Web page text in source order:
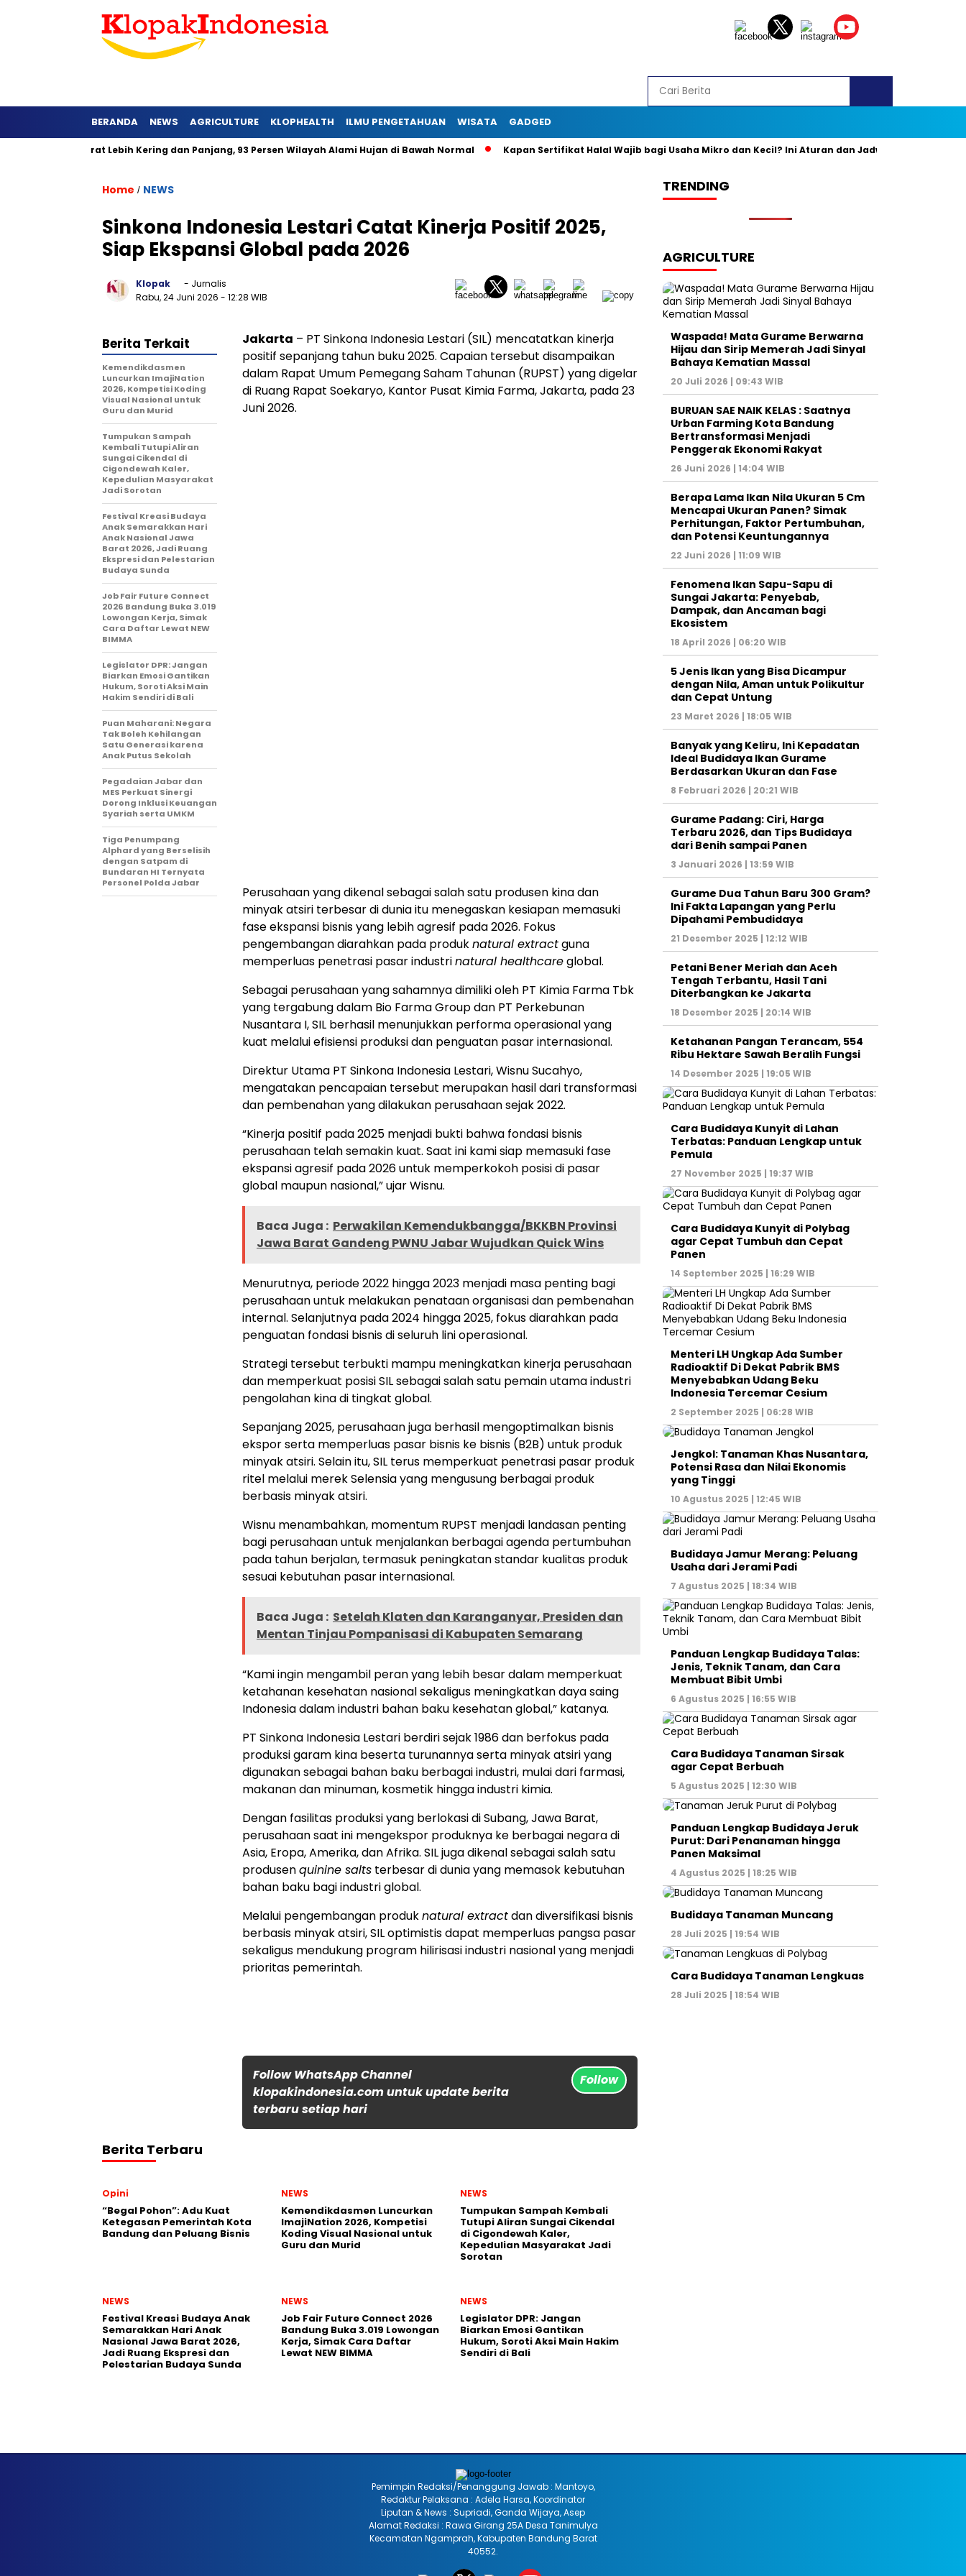
BERANDA NEWS AGRICULTURE KLOPHEALTH ILMU PENGETAHUAN WISATA GADGED
di Jawa Barat Lebih Kering dan Panjang, 93 Persen Wilayah Alami Hujan di Bawah Normal Kapan Sertifikat Halal Wajib bagi Usaha Mikro dan Kecil? Ini Aturan dan Jadwal Resminya
Home / NEWS
Sinkona Indonesia Lestari Catat Kinerja Positif 2025,
Siap Ekspansi Global pada 2026
Klopak
- Jurnalis
Rabu, 24 Juni 2026 - 12:28 WIB
Jakarta – PT Sinkona Indonesia Lestari (SIL) mencatatkan kinerja
positif sepanjang tahun buku 2025. Capaian tersebut disampaikan
dalam Rapat Umum Pemegang Saham Tahunan (RUPST) yang digelar
di Ruang Rapat Soekaryo, Kantor Pusat Kimia Farma, Jakarta, pada 23
Juni 2026.
Perusahaan yang dikenal sebagai salah satu produsen kina dan
minyak atsiri terbesar di dunia itu menegaskan kesiapan memasuki
fase ekspansi bisnis yang lebih agresif pada 2026. Fokus
pengembangan diarahkan pada produknatural extractguna
memperluas penetrasi pasar industrinatural healthcareglobal.
Sebagai perusahaan yang sahamnya dimiliki oleh PT Kimia Farma Tbk
yang tergabung dalam Bio Farma Group dan PT Perkebunan
Nusantara I, SIL berhasil menunjukkan performa operasional yang
kuat melalui efisiensi produksi dan penguatan pasar internasional.
Direktur Utama PT Sinkona Indonesia Lestari, Wisnu Sucahyo,
mengatakan pencapaian tersebut merupakan hasil dari transformasi
dan pembenahan yang dilakukan perusahaan sejak 2022.
“Kinerja positif pada 2025 menjadi bukti bahwa fondasi bisnis
perusahaan telah semakin kuat. Saat ini kami siap memasuki fase
ekspansi agresif pada 2026 untuk memperkokoh posisi di pasar
global maupun nasional,” ujar Wisnu.
Baca Juga : Perwakilan Kemendukbangga/BKKBN Provinsi
Jawa Barat Gandeng PWNU Jabar Wujudkan Quick Wins
Menurutnya, periode 2022 hingga 2023 menjadi masa penting bagi
perusahaan untuk melakukan penataan organisasi dan pembenahan
internal. Selanjutnya pada 2024 hingga 2025, fokus diarahkan pada
penguatan fondasi bisnis di seluruh lini operasional.
Strategi tersebut terbukti mampu meningkatkan kinerja perusahaan
dan memperkuat posisi SIL sebagai salah satu pemain utama industri
pengolahan kina di tingkat global.
Sepanjang 2025, perusahaan juga berhasil mengoptimalkan bisnis
ekspor serta memperluas pasar bisnis ke bisnis (B2B) untuk produk
minyak atsiri. Selain itu, SIL terus memperkuat penetrasi pasar produk
ritel melalui merek Selensia yang mengusung berbagai produk
berbasis minyak atsiri.
Wisnu menambahkan, momentum RUPST menjadi landasan penting
bagi perusahaan untuk menjalankan berbagai agenda pertumbuhan
pada tahun berjalan, termasuk peningkatan standar kualitas produk
sesuai kebutuhan pasar internasional.
Baca Juga : Setelah Klaten dan Karanganyar, Presiden dan
Mentan Tinjau Pompanisasi di Kabupaten Semarang
“Kami ingin mengambil peran yang lebih besar dalam memperkuat
ketahanan kesehatan nasional sekaligus meningkatkan daya saing
Indonesia dalam industri bahan baku kesehatan global,” katanya.
PT Sinkona Indonesia Lestari berdiri sejak 1986 dan berfokus pada
produksi garam kina beserta turunannya serta minyak atsiri yang
digunakan sebagai bahan baku berbagai industri, mulai dari farmasi,
makanan dan minuman, kosmetik hingga industri kimia.
Dengan fasilitas produksi yang berlokasi di Subang, Jawa Barat,
perusahaan saat ini mengekspor produknya ke berbagai negara di
Asia, Eropa, Amerika, dan Afrika. SIL juga dikenal sebagai salah satu
produsenquinine salts terbesar di dunia yang memasok kebutuhan
bahan baku bagi industri global.
Melalui pengembangan produknatural extractdan diversifikasi bisnis
berbasis minyak atsiri, SIL optimistis dapat memperluas pangsa pasar
sekaligus mendukung program hilirisasi industri nasional yang menjadi
prioritas pemerintah.
Follow WhatsApp Channel
klopakindonesia.com untuk update berita
terbaru setiap hari
Follow
Berita Terkait
Kemendikdasmen
Luncurkan ImajiNation
2026, Kompetisi Koding
Visual Nasional untuk
Guru dan Murid
Tumpukan Sampah
Kembali Tutupi Aliran
Sungai Cikendal di
Cigondewah Kaler,
Kepedulian Masyarakat
Jadi Sorotan
Festival Kreasi Budaya
Anak Semarakkan Hari
Anak Nasional Jawa
Barat 2026, Jadi Ruang
Ekspresi dan Pelestarian
Budaya Sunda
Job Fair Future Connect
2026 Bandung Buka 3.019
Lowongan Kerja, Simak
Cara Daftar Lewat NEW
BIMMA
Legislator DPR: Jangan
Biarkan Emosi Gantikan
Hukum, Soroti Aksi Main
Hakim Sendiri di Bali
Puan Maharani: Negara
Tak Boleh Kehilangan
Satu Generasi karena
Anak Putus Sekolah
Pegadaian Jabar dan
MES Perkuat Sinergi
Dorong Inklusi Keuangan
Syariah serta UMKM
Tiga Penumpang
Alphard yang Berselisih
dengan Satpam di
Bundaran HI Ternyata
Personel Polda Jabar
Berita Terbaru
Opini
“Begal Pohon”: Adu Kuat
Ketegasan Pemerintah Kota
Bandung dan Peluang Bisnis
NEWS
Kemendikdasmen Luncurkan
ImajiNation 2026, Kompetisi
Koding Visual Nasional untuk
Guru dan Murid
NEWS
Tumpukan Sampah Kembali
Tutupi Aliran Sungai Cikendal
di Cigondewah Kaler,
Kepedulian Masyarakat Jadi
Sorotan
NEWS
Festival Kreasi Budaya Anak
Semarakkan Hari Anak
Nasional Jawa Barat 2026,
Jadi Ruang Ekspresi dan
Pelestarian Budaya Sunda
NEWS
Job Fair Future Connect 2026
Bandung Buka 3.019 Lowongan
Kerja, Simak Cara Daftar
Lewat NEW BIMMA
NEWS
Legislator DPR: Jangan
Biarkan Emosi Gantikan
Hukum, Soroti Aksi Main Hakim
Sendiri di Bali
TRENDING
AGRICULTURE
Waspada! Mata Gurame Berwarna
Hijau dan Sirip Memerah Jadi Sinyal
Bahaya Kematian Massal
20 Juli 2026 | 09:43 WIB
BURUAN SAE NAIK KELAS : Saatnya
Urban Farming Kota Bandung
Bertransformasi Menjadi
Penggerak Ekonomi Rakyat
26 Juni 2026 | 14:04 WIB
Berapa Lama Ikan Nila Ukuran 5 Cm
Mencapai Ukuran Panen? Simak
Perhitungan, Faktor Pertumbuhan,
dan Potensi Keuntungannya
22 Juni 2026 | 11:09 WIB
Fenomena Ikan Sapu-Sapu di
Sungai Jakarta: Penyebab,
Dampak, dan Ancaman bagi
Ekosistem
18 April 2026 | 06:20 WIB
5 Jenis Ikan yang Bisa Dicampur
dengan Nila, Aman untuk Polikultur
dan Cepat Untung
23 Maret 2026 | 18:05 WIB
Banyak yang Keliru, Ini Kepadatan
Ideal Budidaya Ikan Gurame
Berdasarkan Ukuran dan Fase
8 Februari 2026 | 20:21 WIB
Gurame Padang: Ciri, Harga
Terbaru 2026, dan Tips Budidaya
dari Benih sampai Panen
3 Januari 2026 | 13:59 WIB
Gurame Dua Tahun Baru 300 Gram?
Ini Fakta Lapangan yang Perlu
Dipahami Pembudidaya
21 Desember 2025 | 12:12 WIB
Petani Bener Meriah dan Aceh
Tengah Terbantu, Hasil Tani
Diterbangkan ke Jakarta
18 Desember 2025 | 20:14 WIB
Ketahanan Pangan Terancam, 554
Ribu Hektare Sawah Beralih Fungsi
14 Desember 2025 | 19:05 WIB
Cara Budidaya Kunyit di Lahan
Terbatas: Panduan Lengkap untuk
Pemula
27 November 2025 | 19:37 WIB
Cara Budidaya Kunyit di Polybag
agar Cepat Tumbuh dan Cepat
Panen
14 September 2025 | 16:29 WIB
Menteri LH Ungkap Ada Sumber
Radioaktif Di Dekat Pabrik BMS
Menyebabkan Udang Beku
Indonesia Tercemar Cesium
2 September 2025 | 06:28 WIB
Jengkol: Tanaman Khas Nusantara,
Potensi Rasa dan Nilai Ekonomis
yang Tinggi
10 Agustus 2025 | 12:45 WIB
Budidaya Jamur Merang: Peluang
Usaha dari Jerami Padi
7 Agustus 2025 | 18:34 WIB
Panduan Lengkap Budidaya Talas:
Jenis, Teknik Tanam, dan Cara
Membuat Bibit Umbi
6 Agustus 2025 | 16:55 WIB
Cara Budidaya Tanaman Sirsak
agar Cepat Berbuah
5 Agustus 2025 | 12:30 WIB
Panduan Lengkap Budidaya Jeruk
Purut: Dari Penanaman hingga
Panen Maksimal
4 Agustus 2025 | 18:25 WIB
Budidaya Tanaman Muncang
28 Juli 2025 | 19:54 WIB
Cara Budidaya Tanaman Lengkuas
28 Juli 2025 | 18:54 WIB
Pemimpin Redaksi/Penanggung Jawab : Mantoyo,
Redaktur Pelaksana : Adela Harsa, Koordinator
Liputan & News : Supriadi, Ganda Wijaya, Asep
Alamat Redaksi : Rawa Girang 25A Desa Tanimulya
Kecamatan Ngamprah, Kabupaten Bandung Barat
40552.